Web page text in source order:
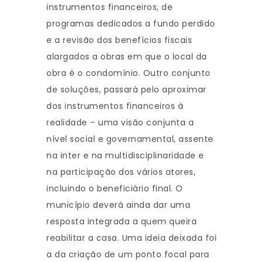
instrumentos financeiros, de
programas dedicados a fundo perdido
e a revisão dos benefícios fiscais
alargados a obras em que o local da
obra é o condomínio. Outro conjunto
de soluções, passará pelo aproximar
dos instrumentos financeiros à
realidade – uma visão conjunta a
nível social e governamental, assente
na inter e na multidisciplinaridade e
na participação dos vários atores,
incluindo o beneficiário final. O
município deverá ainda dar uma
resposta integrada a quem queira
reabilitar a casa. Uma ideia deixada foi
a da criação de um ponto focal para